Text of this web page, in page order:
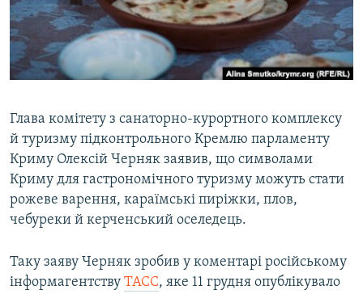
ВІДЕОУРОКИ «ELIFBE»
СВІДЧЕННЯ ОКУПАЦІЇ
УКРАЇНСЬКА ПРОБЛЕМА КРИМУ
Русский
Qırımtatar
Усі сайти RFE/RL
Глава комітету з санаторно-курортного комплексу
й туризму підконтрольного Кремлю парламенту
Криму Олексій Черняк заявив, що символами
Криму для гастрономічного туризму можуть стати
рожеве варення, караїмські пиріжки, плов,
чебуреки й керченський оселедець.
Таку заяву Черняк зробив у коментарі російському
інформагентству ТАСС, яке 11 грудня опублікувало